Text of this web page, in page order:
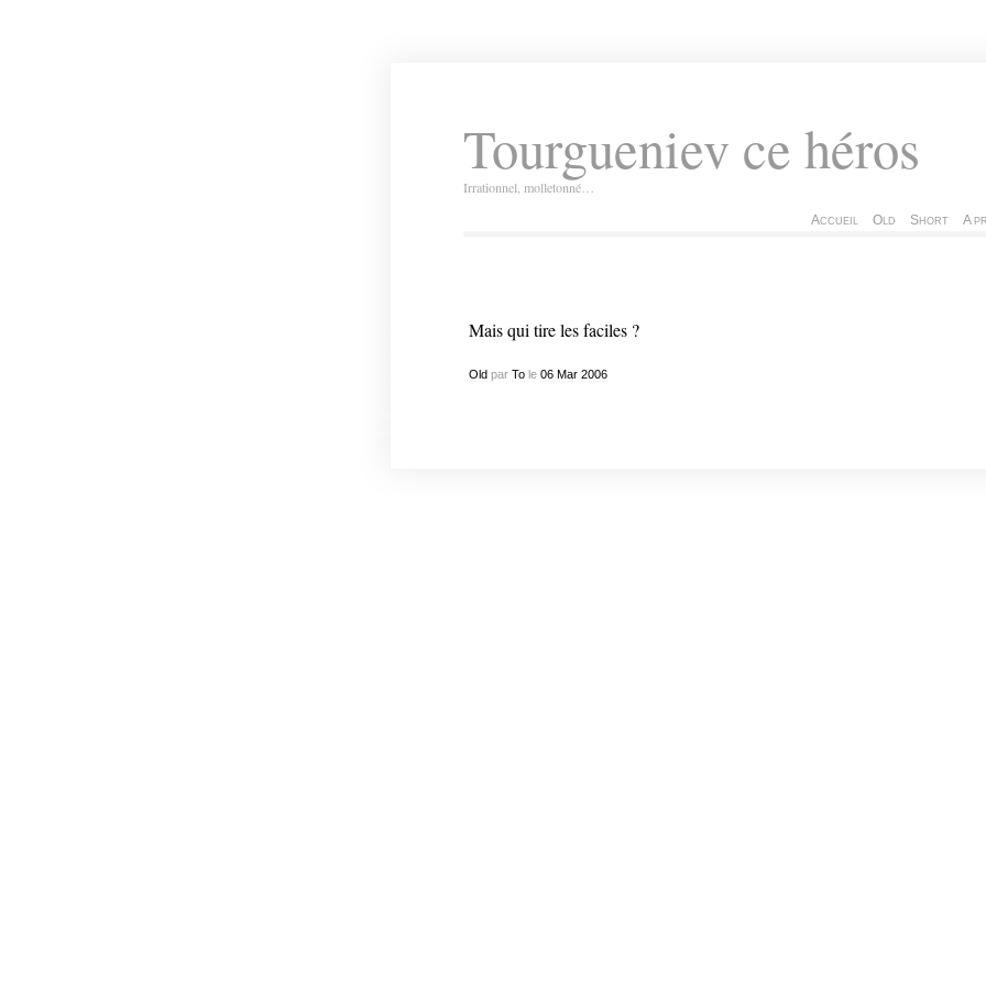
Tourgueniev ce héros
Irrationnel, molletonné…
Accueil Old Short A
Mais qui tire les faciles ?
Oldpar Tole 06 Mar 2006